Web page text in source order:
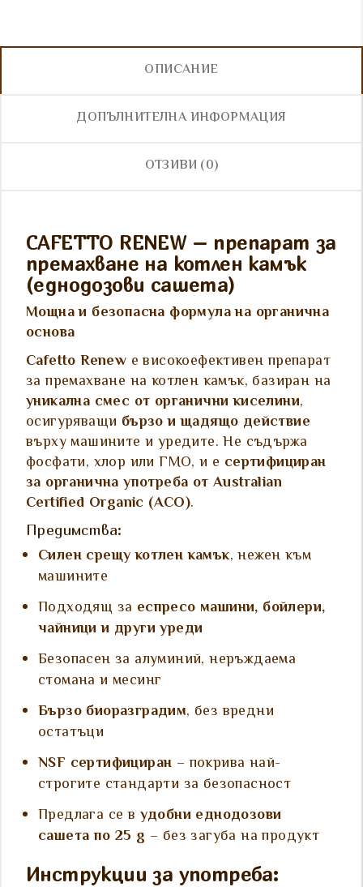
ОПИСАНИЕ
ДОПЪЛНИТЕЛНА ИНФОРМАЦИЯ
ОТЗИВИ (0)
CAFETTO RENEW – препарат за
премахване на котлен камък
(еднодозови сашета)
Мощна и безопасна формула на органична
основа
Cafetto Renew е високоефективен препарат
за премахване на котлен камък, базиран на
уникална смес от органични киселини,
осигуряващи бързо и щадящо действие
върху машините и уредите. Не съдържа
фосфати, хлор или ГМО, и е сертифициран
за органична употреба от Australian
Certified Organic (ACO).
Предимства:
Силен срещу котлен камък, нежен към
машините
Подходящ за еспресо машини, бойлери,
чайници и други уреди
Безопасен за алуминий, неръждаема
стомана и месинг
Бързо биоразградим, без вредни
остатъци
NSF сертифициран – покрива най-
строгите стандарти за безопасност
Предлага се в удобни еднодозови
сашета по 25 g – без загуба на продукт
Инструкции за употреба: